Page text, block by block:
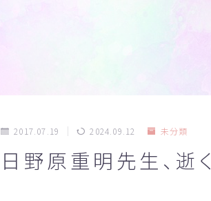
2017.07.19 2024.09.12 未分類
日野原重明先生、逝く